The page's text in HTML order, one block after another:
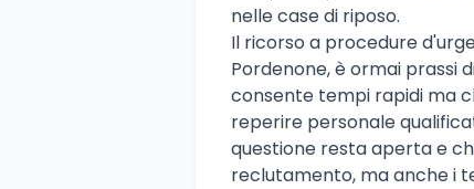
nelle case di riposo.
Il ricorso a procedure
Pordenone, è ormai prassi
consente tempi rapidi ma
reperire personale
questione resta aperta e
reclutamento, ma anche i